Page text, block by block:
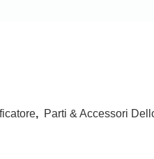
, Parti & Accessori